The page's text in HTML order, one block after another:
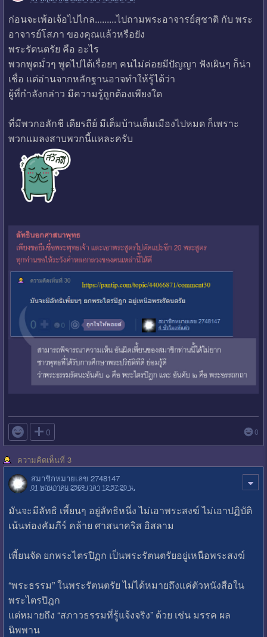
ก่อนจะเพ้อเจ้อไปไกล.........ไปถามพระอาจารย์สุชาติ กับ พระ
อาจารย์โสภา ของคุณแล้วหรือยัง
พระรัตนตรัย คือ อะไร
พวกพูดมั่วๆ พูดไปได้เรื่อยๆ คนไม่ค่อยมีปัญญา ฟังเผินๆ ก็น่า
เชื่อ แต่อ่านจากหลักฐานอาจทำให้รู้ได้ว่า
ผู้ที่กำลังกล่าว มีความรู้ถูกต้องเพียงใด
ที่มีพวกอลักชี เดียรถีย์ มีเต็มบ้านเต็มเมืองไปหมด ก็เพราะ
พวกแมลงสาบพวกนี้แหละครับ
 0 0
ความคิดเห็นที่ 3
สมาชิกหมายเลข 2748147
01 พฤษภาคม 2569 เวลา 12:57:20 น.
มันจะมีลัทธิ เพี้ยนๆ อยู่ลัทธิหนึ่ง ไม่เอาพระสงฆ์ ไม่เอาปฏิบัติ
เน้นท่องคัมภีร์ คล้าย ศาสนาคริส อิสลาม
เพี้ยนจัด ยกพระไตรปิฏก เป็นพระรัตนตรัยอยู่เหนือพระสงฆ์
“พระธรรม” ในพระรัตนตรัย ไม่ได้หมายถึงแค่ตัวหนังสือใน
พระไตรปิฎก
แต่หมายถึง “สภาวธรรมที่รู้แจ้งจริง” ด้วย เช่น มรรค ผล
นิพพาน